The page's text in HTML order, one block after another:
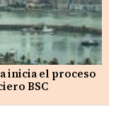
inicia el proceso
BSC